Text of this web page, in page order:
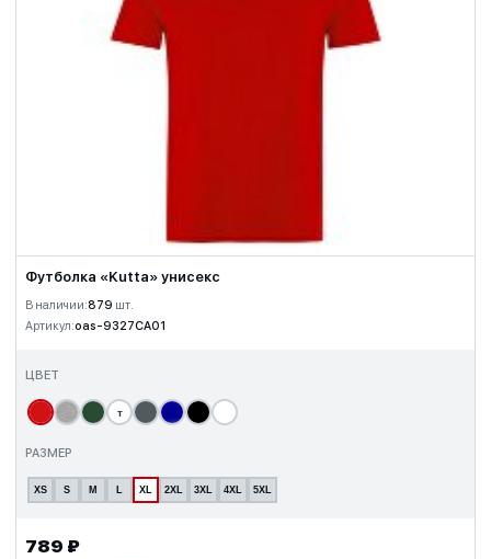
Футболка «Kutta» унисекс
В наличии:879 шт.
Артикул:oas-9327CA01
ЦВЕТ
т
РАЗМЕР
XS S M L XL 2XL 3XL 4XL 5XL
789 ₽